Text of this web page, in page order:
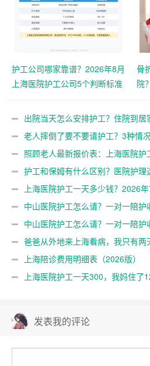
护工公司哪家靠谱？2026年8月
上海医院护工公司5个判断标准
骨
院
出院当天怎么安排护工？住院到居
老人摔倒了要不要请护工？3种情
照顾老人最新报价表：上海医院
（2026年7月更新）
护工和保姆有什么区别？医院护理
上海医院护工一天多少钱？2026
中山医院护工怎么请？一对一陪
中山医院护工怎么请？一对一陪
爸爸从外地来上海看病，我只有两
上海陪诊费用明细表（2026版）
上海医院护工一天300，我妈住了
发表我的评论